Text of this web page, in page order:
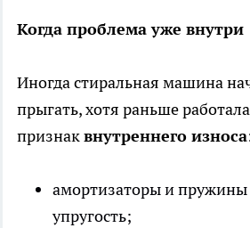
Когда проблема уже внутри
Иногда стиральная машина
прыгать, хотя раньше
признаквнутреннего износа
амортизаторы и пружины
упругость;